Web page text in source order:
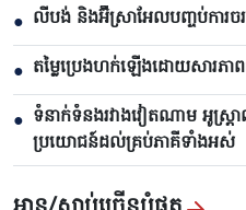
● លីបង់ និងអ៊ីស្រាអែលបញ្ចប់ការច
● តម្លៃប្រេងហក់ឡើងដោយសារភា
● ទំនាក់ទំនងរវាងវៀតណាម អូស្ត្
ប្រយោជន៍ដល់គ្រប់ភាគីទាំងអស់